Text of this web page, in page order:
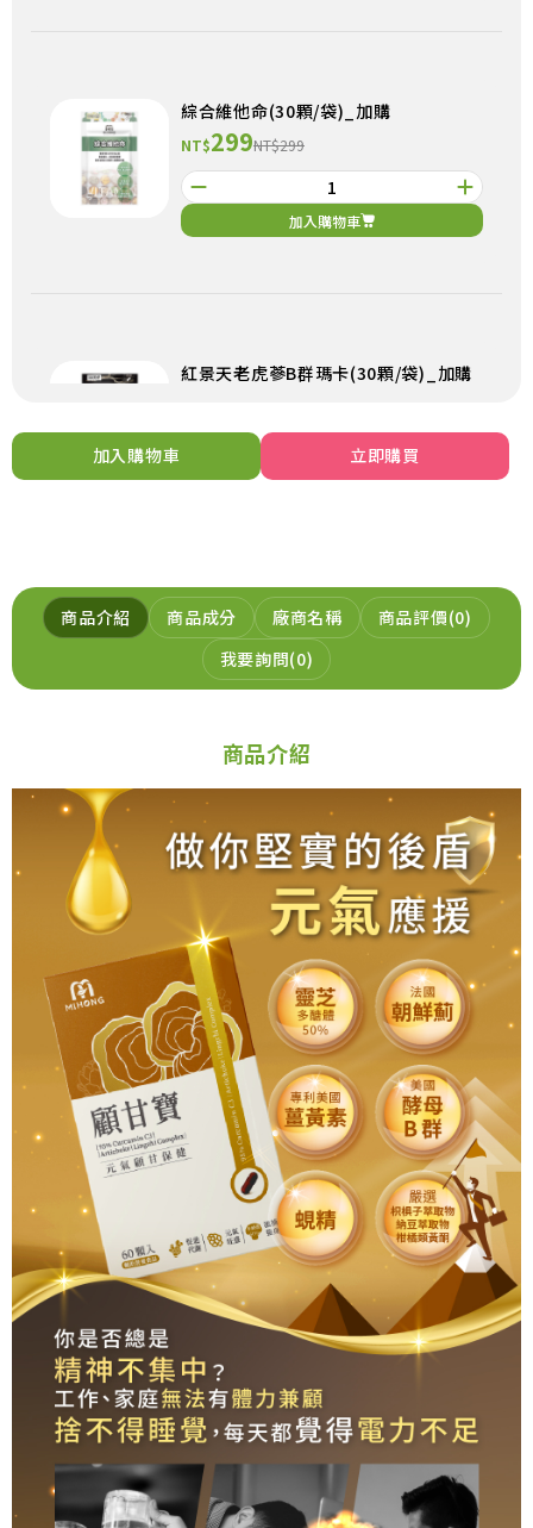
綜合維他命(30顆/袋)_加購
NT$299NT$299
加入購物車
紅景天老虎蔘B群瑪卡(30顆/袋)_加購
加入購物車
加入購物車 立即購買
商品介紹 商品成分 廠商名稱 商品評價 0
我要詢問 0
商品介紹